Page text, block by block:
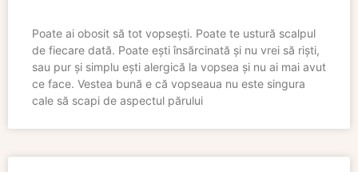
Poate ai obosit să tot vopsești. Poate te ustură scalpul
de fiecare dată. Poate ești însărcinată și nu vrei să riști,
sau pur și simplu ești alergică la vopsea și nu ai mai avut
ce face. Vestea bună e că vopseaua nu este singura
cale să scapi de aspectul părului